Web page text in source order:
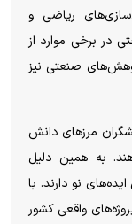
ریاضی و
در برخی موارد از
صنعتی نیز
مرز‌های دانش
به همین دلیل
نو دارند. با
واقعی کشور